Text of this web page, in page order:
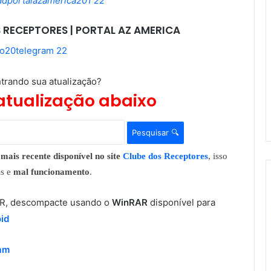
| PORTAL AZ AMERICA
sua atualização?
abaixo
Pesquisar 🔍
recente disponível no site Clube dos Receptores, isso
e mal funcionamento.
descompacte usando o WinRAR disponível para